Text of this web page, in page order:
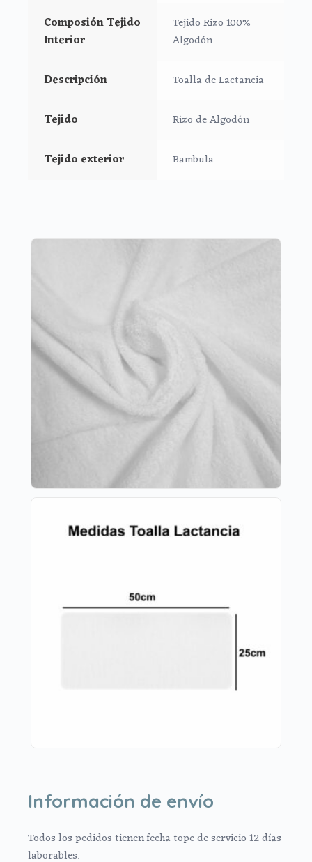
Composión Tejido
Interior
Tejido Rizo 100%
Algodón
Descripción Toalla de Lactancia
Tejido Rizo de Algodón
Tejido exterior Bambula
Información de envío
Todos los pedidos tienen fecha tope de servicio 12 días
laborables.